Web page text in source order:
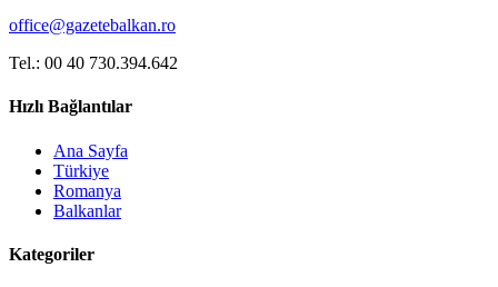
office@gazetebalkan.ro
Tel.: 00 40 730.394.642
Hızlı Bağlantılar
Ana Sayfa
Türkiye
Romanya
Balkanlar
Kategoriler